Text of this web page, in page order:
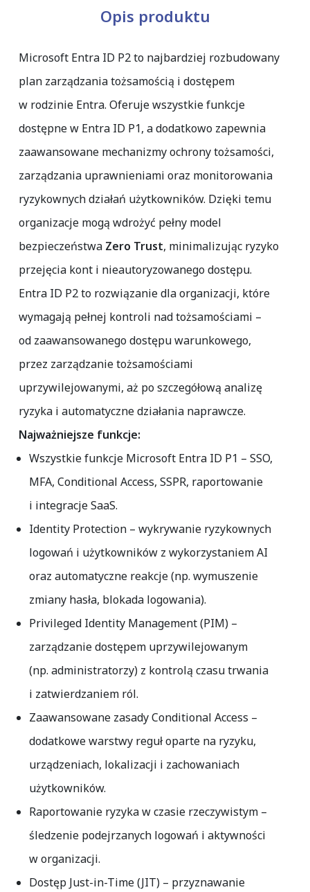
Opis produktu
Microsoft Entra ID P2 to najbardziej rozbudowany
plan zarządzania tożsamością i dostępem
w rodzinie Entra. Oferuje wszystkie funkcje
dostępne w Entra ID P1, a dodatkowo zapewnia
zaawansowane mechanizmy ochrony tożsamości,
zarządzania uprawnieniami oraz monitorowania
ryzykownych działań użytkowników. Dzięki temu
organizacje mogą wdrożyć pełny model
bezpieczeństwa Zero Trust, minimalizując ryzyko
przejęcia kont i nieautoryzowanego dostępu.
Entra ID P2 to rozwiązanie dla organizacji, które
wymagają pełnej kontroli nad tożsamościami –
od zaawansowanego dostępu warunkowego,
przez zarządzanie tożsamościami
uprzywilejowanymi, aż po szczegółową analizę
ryzyka i automatyczne działania naprawcze.
Najważniejsze funkcje:
Wszystkie funkcje Microsoft Entra ID P1 – SSO,
MFA, Conditional Access, SSPR, raportowanie
i integracje SaaS.
Identity Protection– wykrywanie ryzykownych
logowań i użytkowników z wykorzystaniem AI
oraz automatyczne reakcje (np. wymuszenie
zmiany hasła, blokada logowania).
Privileged Identity Management (PIM)–
zarządzanie dostępem uprzywilejowanym
(np. administratorzy) z kontrolą czasu trwania
i zatwierdzaniem ról.
Zaawansowane zasady Conditional Access –
dodatkowe warstwy reguł oparte na ryzyku,
urządzeniach, lokalizacji i zachowaniach
użytkowników.
Raportowanie ryzyka w czasie rzeczywistym–
śledzenie podejrzanych logowań i aktywności
w organizacji.
Dostęp Just-in-Time (JIT)– przyznawanie